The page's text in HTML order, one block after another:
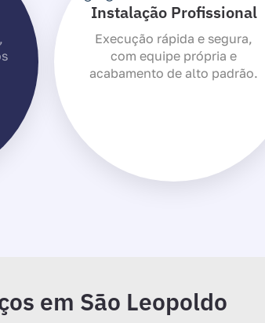
Instalação Profissional
Execução rápida e segura,
com equipe própria e
acabamento de alto padrão.
em São Leopoldo